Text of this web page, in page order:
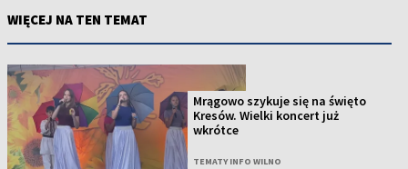
WIĘCEJ NA TEN TEMAT
Mrągowo szykuje się na święto
Kresów. Wielki koncert już
wkrótce
TEMATY INFO WILNO